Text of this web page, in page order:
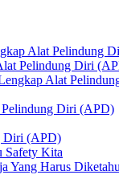
Alat Pelindung
Pelindung Diri
Alat
Pelindung Diri (APD)
Diri (APD)
Safety Kita
Yang Harus